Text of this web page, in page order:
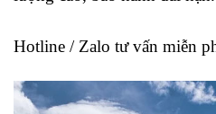
Hotline / Zalo tư vấn miễn